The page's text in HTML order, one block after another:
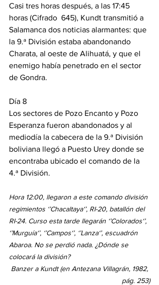
Casi tres horas después, a las 17:45
horas (Cifrado  645), Kundt transmitió a
Salamanca dos noticias alarmantes: que
la 9.ª División estaba abandonando
Charata, al oeste de Alihuatá, y que el
enemigo había penetrado en el sector
de Gondra.
Día 8
Los sectores de Pozo Encanto y Pozo
Esperanza fueron abandonados y al
mediodía la cabecera de la 9.ª División
boliviana llegó a Puesto Urey donde se
encontraba ubicado el comando de la
4.ª División.
Hora 12:00, llegaron a este comando división
regimientos ‘’Chacaltaya‘’, RI-20, batallón del
RI-24. Curso esta tarde llegarán ‘’Colorados‘’,
‘’Murguía‘’, ‘’Campos‘’, ‘’Lanza‘’, escuadrón
Abaroa. No se perdió nada. ¿Dónde se
colocará la división?
Banzer a Kundt (en Antezana Villagrán, 1982,
pág. 253)